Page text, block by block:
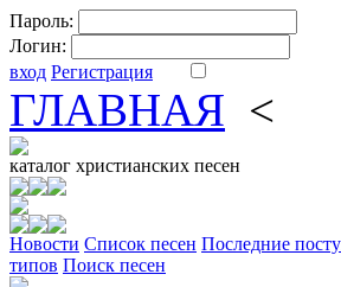
Пароль:
Логин:
вход Регистрация
ГЛАВНАЯ <
каталог христианских песен
Новости Cписок песен Последние
типов Поиск песен